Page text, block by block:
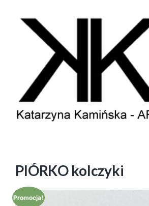
PIÓRKO kolczyki
Promocja!